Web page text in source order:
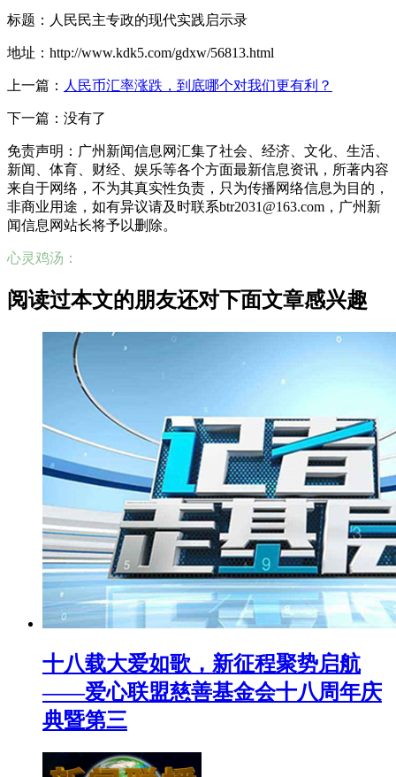
标题：人民民主专政的现代实践启示录
地址：http://www.kdk5.com/gdxw/56813.html
上一篇： 人民币汇率涨跌，到底哪个对我们更有利？
下一篇：没有了
免责声明：广州新闻信息网汇集了社会、经济、文化、生活、
新闻、体育、财经、娱乐等各个方面最新信息资讯，所著内容
来自于网络，不为其真实性负责，只为传播网络信息为目的，
非商业用途，如有异议请及时联系btr2031@163.com，广州新
闻信息网站长将予以删除。
心灵鸡汤：
阅读过本文的朋友还对下面文章感兴趣
十八载大爱如歌，新征程聚势启航
——爱心联盟慈善基金会十八周年庆
典暨第三